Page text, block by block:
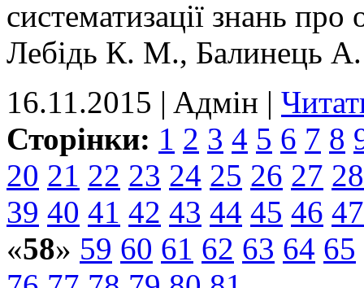
систематизації знань
Лебідь К. М., Балинець
16.11.2015 | Aдмін |
Сторінки: 1 2 3 4 5 6 7 8
20 21 22 23 24 25 26 27 28
39 40 41 42 43 44 45 46 47
«58» 59 60 61 62 63 64 65